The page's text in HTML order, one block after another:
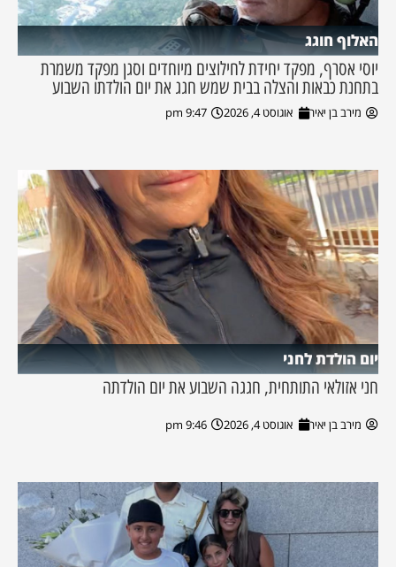
האלוף חוגג
יוסי אסרף, מפקד יחידת לחילוצים מיוחדים וסגן מפקד משמרת
בתחנת כבאות והצלה בבית שמש חגג את יום הולדתו השבוע
מירב בן יאיר אוגוסט 4, 2026 9:47 pm
יום הולדת לחני
חני אזולאי התותחית, חגגה השבוע את יום הולדתה
מירב בן יאיר אוגוסט 4, 2026 9:46 pm